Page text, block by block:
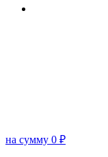
на сумму 0 ₽